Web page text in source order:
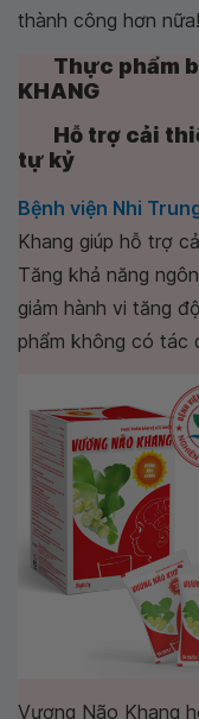
thành công hơn nữa!
Thực phẩm
KHANG
Hỗ trợ cải
tự kỷ
Bệnh viện Nhi
Khang giúp hỗ trợ
Tăng khả năng
giảm hành vi tăng
phẩm không có tác
Vương Não Khang